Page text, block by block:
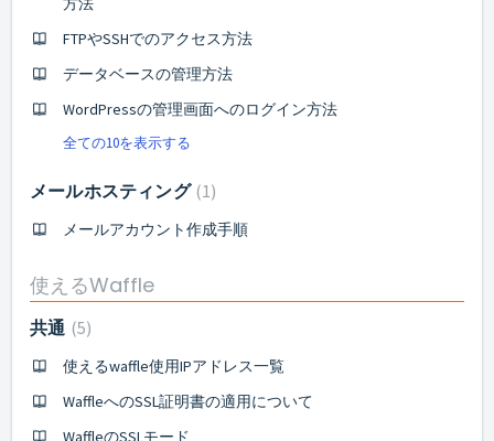
FTPやSSHでのアクセス方法
データベースの管理方法
WordPressの管理画面へのログイン方法
全ての10を表示する
メールホスティング 1
メールアカウント作成手順
使えるWaffle
共通 5
使えるwaffle使用IPアドレス一覧
WaffleへのSSL証明書の適用について
WaffleのSSLモード